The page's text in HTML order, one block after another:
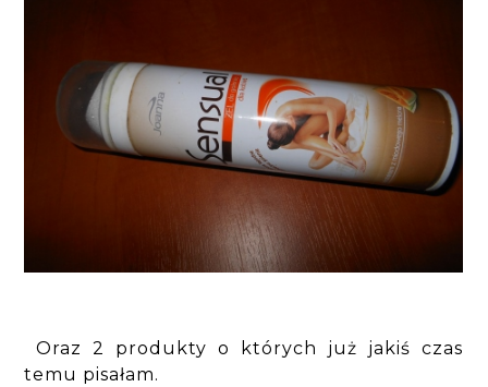
Oraz 2 produkty o których już jakiś czas
temu pisałam.